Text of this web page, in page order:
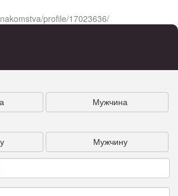
profile/17023636/
Мужчина
Мужчину